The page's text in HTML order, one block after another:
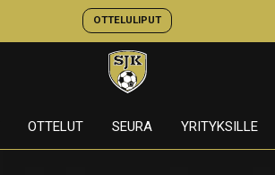
OTTELULIPUT
OTTELUT SEURA YRITYKSILLE